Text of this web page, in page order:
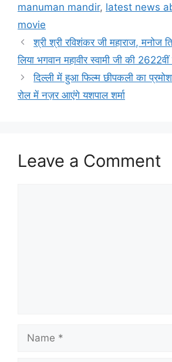
manuman mandir, latest news
movie
श्री श्री रविशंकर जी महाराज, मनोज
लिया भगवान महावीर स्वामी जी की
दिल्ली में हुआ फिल्म छीपकली का
रोल में नज़र आएंगे यशपाल शर्मा
Leave a Comment